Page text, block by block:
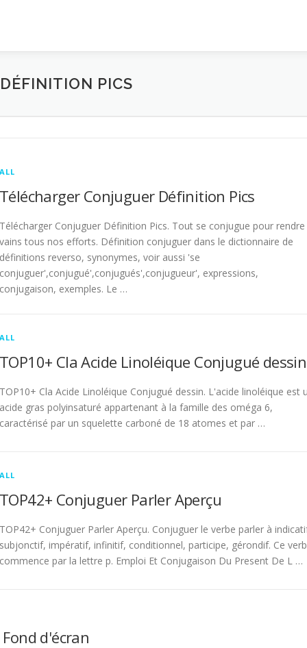
PICS
ALL
Télécharger Conjuguer Définition Pics
Télécharger Conjuguer Définition Pics. Tout se conjugue pour rendre
vains tous nos efforts. Définition conjuguer dans le dictionnaire de
définitions reverso, synonymes, voir aussi 'se
conjuguer',conjugué',conjugués',conjugueur', expressions,
conjugaison, exemples. Le …
ALL
TOP10+ Cla Acide Linoléique Conjugué dessin
TOP10+ Cla Acide Linoléique Conjugué dessin. L'acide linoléique est
acide gras polyinsaturé appartenant à la famille des oméga 6,
caractérisé par un squelette carboné de 18 atomes et par …
ALL
TOP42+ Conjuguer Parler Aperçu
TOP42+ Conjuguer Parler Aperçu. Conjuguer le verbe parler à
subjonctif, impératif, infinitif, conditionnel, participe, gérondif. Ce
commence par la lettre p. Emploi Et Conjugaison Du Present De L …
d'écran